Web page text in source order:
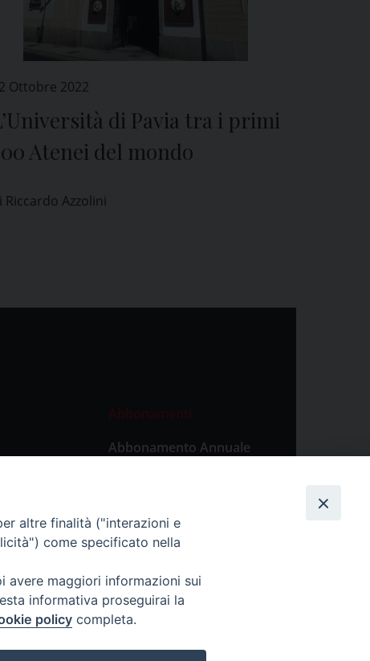
Ottobre 2022
di Pavia tra i primi
Atenei del mondo
Riccardo Azzolini
Abbonamenti
Abbonamento Annuale
Abbonamento Singola
altre finalità ("interazioni e
come specificato nella
avere maggiori informazioni sui
informativa proseguirai la
policy completa.